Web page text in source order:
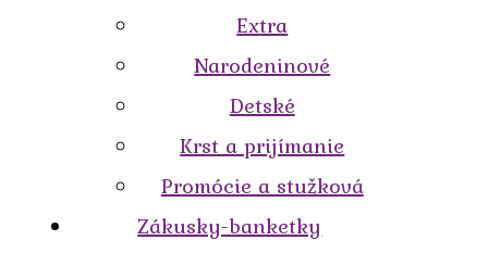
Extra
Narodeninové
Detské
Krst a prijímanie
Promócie a stužková
Zákusky-banketky